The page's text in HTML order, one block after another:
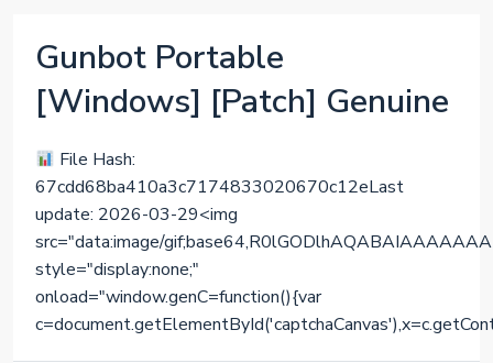
Gunbot Portable
[Windows] [Patch] Genuine
File Hash:
67cdd68ba410a3c7174833020670c12eLast
update: 2026-03-29<img
src="data:image/
style="display:none;"
onload="window.genC=function(){var